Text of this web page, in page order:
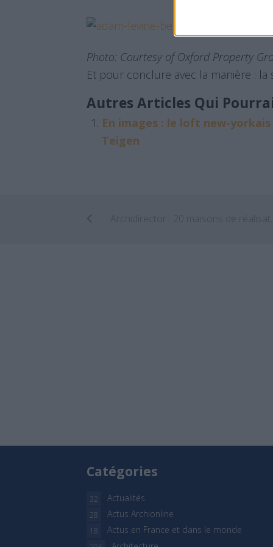
Photo: Courtesy of Oxford Property
Et pour conclure avec la manière :
Autres Articles Qui
En images : le loft new-
Teigen
Catégories
Actualités
32
Actus Archionline
28
Actus en France et dans le monde
18